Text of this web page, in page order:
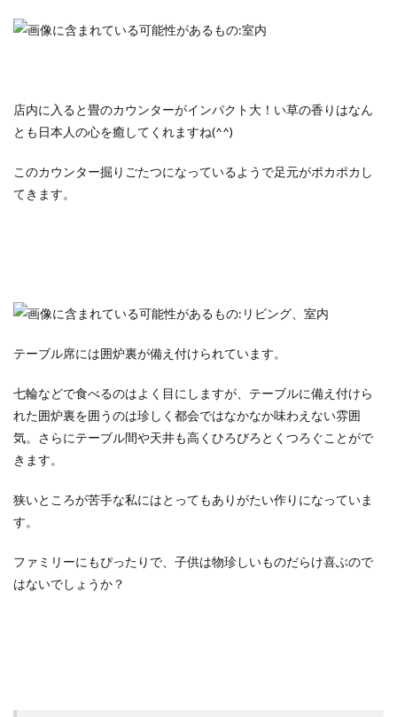
店内に入ると畳のカウンターがインパクト大！い草の香りはなん
とも日本人の心を癒してくれますね(^^)
このカウンター掘りごたつになっているようで足元がポカポカし
てきます。
テーブル席には囲炉裏が備え付けられています。
七輪などで食べるのはよく目にしますが、テーブルに備え付けら
れた囲炉裏を囲うのは珍しく都会ではなかなか味わえない雰囲
気。さらにテーブル間や天井も高くひろびろとくつろぐことがで
きます。
狭いところが苦手な私にはとってもありがたい作りになっていま
す。
ファミリーにもぴったりで、子供は物珍しいものだらけ喜ぶので
はないでしょうか？